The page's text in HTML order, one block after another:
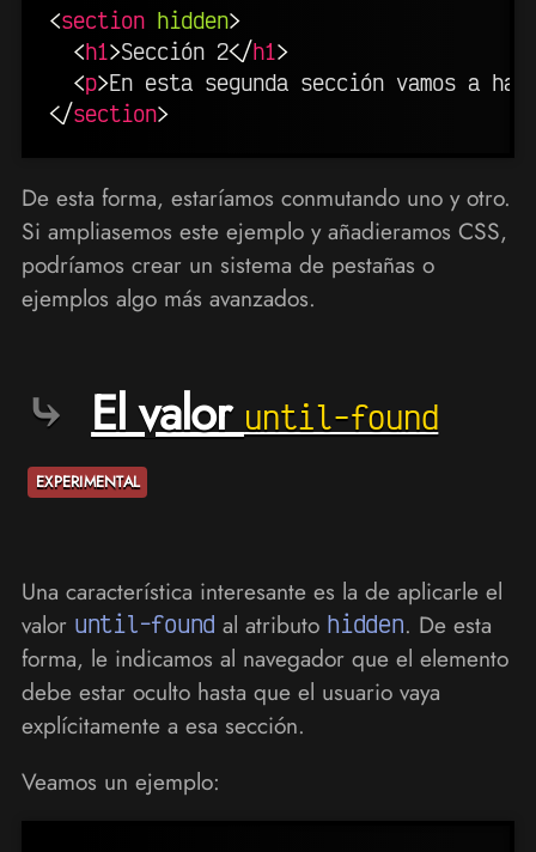
<section hidden>
<h1>Sección 2</h1>
<p>En esta segunda sección vamos a
</section>
De esta forma, estaríamos conmutando uno y otro.
Si ampliasemos este ejemplo y añadieramos CSS,
podríamos crear un sistema de pestañas o
ejemplos algo más avanzados.
El valoruntil-found
Una característica interesante es la de aplicarle el
valor until-found al atributo hidden. De esta
forma, le indicamos al navegador que el elemento
debe estar oculto hasta que el usuario vaya
explícitamente a esa sección.
Veamos un ejemplo: